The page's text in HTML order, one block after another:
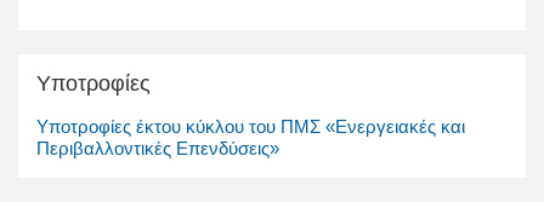
Υποτροφίες
Υποτροφίες έκτου κύκλου του ΠΜΣ «Ενεργειακές και
Περιβαλλοντικές Επενδύσεις»